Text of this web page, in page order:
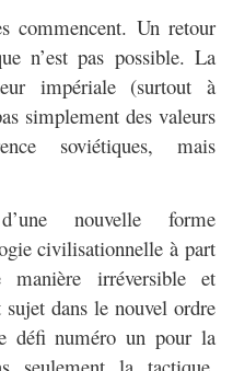
commencent. Un retour
n’est pas possible. La
impériale (surtout à
simplement des valeurs
soviétiques, mais
nouvelle forme
civilisationnelle à part
irréversible et
dans le nouvel ordre
défi numéro un pour la